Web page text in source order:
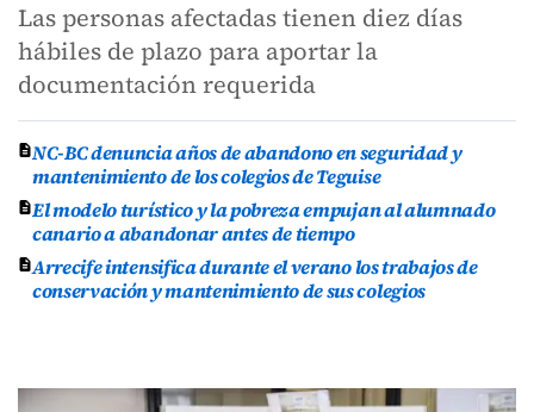
Las personas afectadas tienen diez días
hábiles de plazo para aportar la
documentación requerida
NC-BC denuncia años de abandono en seguridad y
mantenimiento de los colegios de Teguise
El modelo turístico y la pobreza empujan al alumnado
canario a abandonar antes de tiempo
Arrecife intensifica durante el verano los trabajos de
conservación y mantenimiento de sus colegios